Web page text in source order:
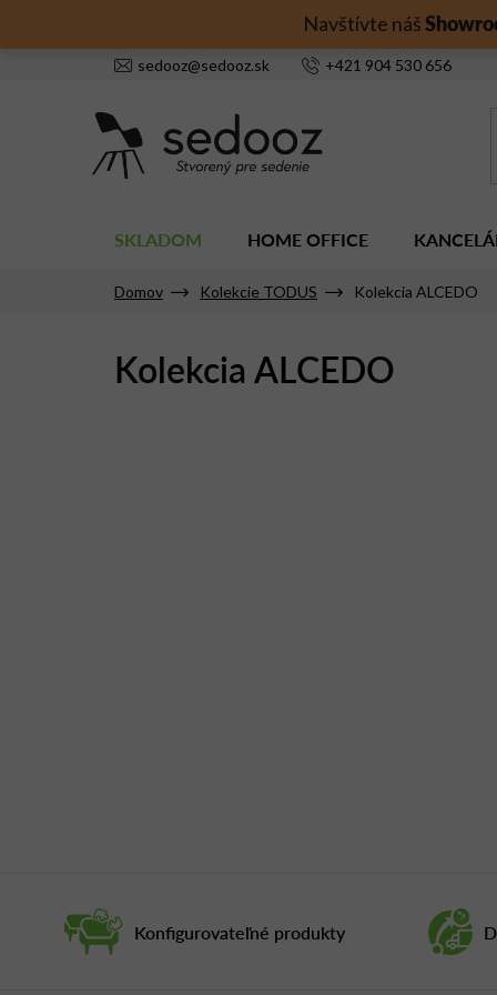
Navštívte náš
sedooz@sedooz.sk +421 904 530 656
SKLADOM HOME OFFICE
Domov Kolekcie TODUS Kolekcia ALCEDO
Kolekcia ALCEDO
Konfigurovateľné produkty